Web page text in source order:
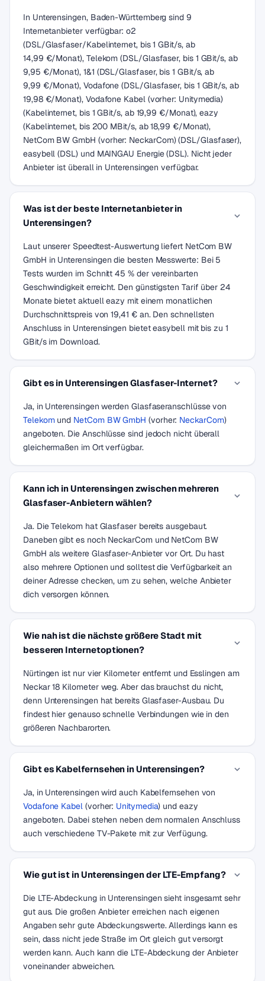
In Unterensingen, Baden-Württemberg sind 9
Internetanbieter verfügbar: o2
(DSL/Glasfaser/Kabelinternet, bis 1 GBit/s, ab
14,99 €/Monat), Telekom (DSL/Glasfaser, bis 1 GBit/s, ab
9,95 €/Monat), 1&1 (DSL/Glasfaser, bis 1 GBit/s, ab
9,99 €/Monat), Vodafone (DSL/Glasfaser, bis 1 GBit/s, ab
19,98 €/Monat), Vodafone Kabel (vorher: Unitymedia)
(Kabelinternet, bis 1 GBit/s, ab 19,99 €/Monat), eazy
(Kabelinternet, bis 200 MBit/s, ab 18,99 €/Monat),
NetCom BW GmbH (vorher: NeckarCom) (DSL/Glasfaser),
easybell (DSL) und MAINGAU Energie (DSL). Nicht jeder
Anbieter ist überall in Unterensingen verfügbar.
Was ist der beste Internetanbieter in
Unterensingen?
Laut unserer Speedtest-Auswertung liefert NetCom BW
GmbH in Unterensingen die besten Messwerte: Bei 5
Tests wurden im Schnitt 45 % der vereinbarten
Geschwindigkeit erreicht. Den günstigsten Tarif über 24
Monate bietet aktuell eazy mit einem monatlichen
Durchschnittspreis von 19,41 € an. Den schnellsten
Anschluss in Unterensingen bietet easybell mit bis zu 1
GBit/s im Download.
Gibt es in Unterensingen Glasfaser-Internet?
Ja, in Unterensingen werden Glasfaseranschlüsse von
Telekomund NetCom BW GmbH (vorher: NeckarCom)
angeboten. Die Anschlüsse sind jedoch nicht überall
gleichermaßen im Ort verfügbar.
Kann ich in Unterensingen zwischen mehreren
Glasfaser-Anbietern wählen?
Ja. Die Telekom hat Glasfaser bereits ausgebaut.
Daneben gibt es noch NeckarCom und NetCom BW
GmbH als weitere Glasfaser-Anbieter vor Ort. Du hast
also mehrere Optionen und solltest die Verfügbarkeit an
deiner Adresse checken, um zu sehen, welche Anbieter
dich versorgen können.
Wie nah ist die nächste größere Stadt mit
besseren Internetoptionen?
Nürtingen ist nur vier Kilometer entfernt und Esslingen am
Neckar 18 Kilometer weg. Aber das brauchst du nicht,
denn Unterensingen hat bereits Glasfaser-Ausbau. Du
findest hier genauso schnelle Verbindungen wie in den
größeren Nachbarorten.
Gibt es Kabelfernsehen in Unterensingen?
Ja, in Unterensingen wird auch Kabelfernsehen von
Vodafone Kabel(vorher: Unitymedia) und eazy
angeboten. Dabei stehen neben dem normalen Anschluss
auch verschiedene TV-Pakete mit zur Verfügung.
Wie gut ist in Unterensingen der LTE-Empfang?
Die LTE-Abdeckung in Unterensingen sieht insgesamt sehr
gut aus. Die großen Anbieter erreichen nach eigenen
Angaben sehr gute Abdeckungswerte. Allerdings kann es
sein, dass nicht jede Straße im Ort gleich gut versorgt
werden kann. Auch kann die LTE-Abdeckung der Anbieter
voneinander abweichen.